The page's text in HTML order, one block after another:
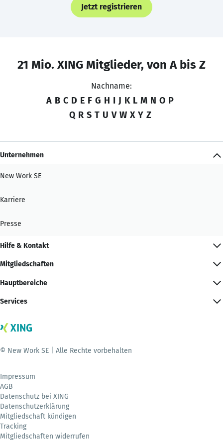
Jetzt registrieren
21 Mio. XING Mitglieder, von A bis Z
Nachname:
A B C D E F G H I J K L M N O P
Q R S T U V W X Y Z
Unternehmen
New Work SE
Karriere
Presse
Hilfe & Kontakt
Mitgliedschaften
Hauptbereiche
Services
© New Work SE | Alle Rechte vorbehalten
Impressum
AGB
Datenschutz bei XING
Datenschutzerklärung
Mitgliedschaft kündigen
Tracking
Mitgliedschaften widerrufen